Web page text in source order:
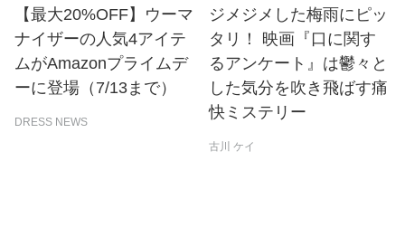
【最大20%OFF】ウーマ
ナイザーの人気4アイテ
ムがAmazonプライムデ
ーに登場（7/13まで）
DRESS NEWS
ジメジメした梅雨にピッ
タリ！ 映画『口に関す
るアンケート』は鬱々と
した気分を吹き飛ばす痛
快ミステリー
古川 ケイ